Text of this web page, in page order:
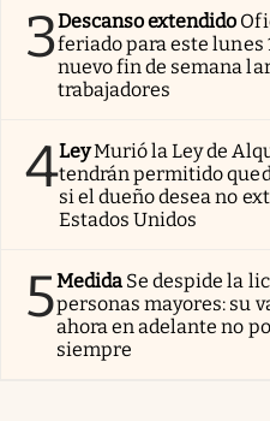
3Descanso extendido
feriado para este lunes
nuevo fin de semana
trabajadores
4LeyMurió la Ley de
tendrán permitido
si el dueño desea no
Estados Unidos
5Medida Se despide la
personas mayores: su
ahora en adelante no
siempre